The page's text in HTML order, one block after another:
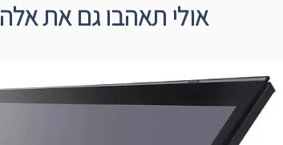
אולי תאהבו גם את אלה